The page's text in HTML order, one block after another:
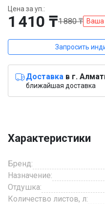
Цена за уп.:
1 410 ₸1 880 ₸ Ваша
Запросить
Доставка в г.
ближайшая доставка
Характеристики
Бренд:
Назначение:
Отдушка:
Количество листов, л: